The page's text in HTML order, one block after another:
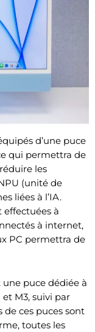
d’une puce
qui permettra de
les
(unité de
liées à l’IA.
effectuées à
à internet,
PC permettra de
puce dédiée à
et M3, suivi par
de ces puces sont
toutes les